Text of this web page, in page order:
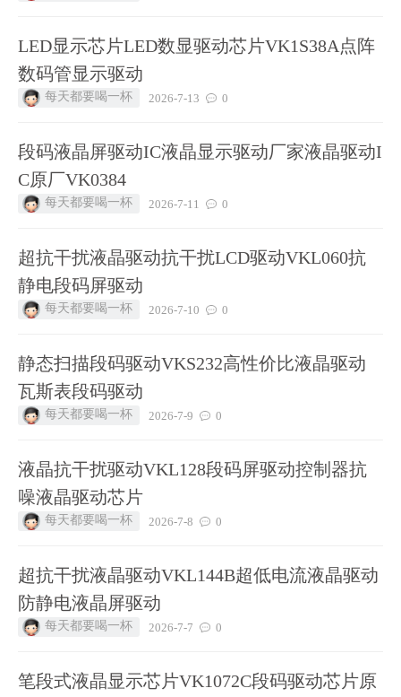
LED显示芯片LED数显驱动芯片VK1S38A点阵
数码管显示驱动
每天都要喝一杯 2026-7-13 0
段码液晶屏驱动IC液晶显示驱动厂家液晶驱动I
C原厂VK0384
每天都要喝一杯 2026-7-11 0
超抗干扰液晶驱动抗干扰LCD驱动VKL060抗
静电段码屏驱动
每天都要喝一杯 2026-7-10 0
静态扫描段码驱动VKS232高性价比液晶驱动
瓦斯表段码驱动
每天都要喝一杯 2026-7-9 0
液晶抗干扰驱动VKL128段码屏驱动控制器抗
噪液晶驱动芯片
每天都要喝一杯 2026-7-8 0
超抗干扰液晶驱动VKL144B超低电流液晶驱动
防静电液晶屏驱动
每天都要喝一杯 2026-7-7 0
笔段式液晶显示芯片VK1072C段码驱动芯片原